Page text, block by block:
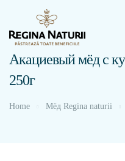
Акациевый мёд с
250г
Home Мёд Regina naturii